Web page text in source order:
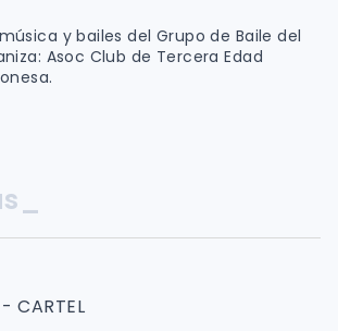
y bailes del Grupo de Baile del
Asoc Club de Tercera Edad
CARTEL